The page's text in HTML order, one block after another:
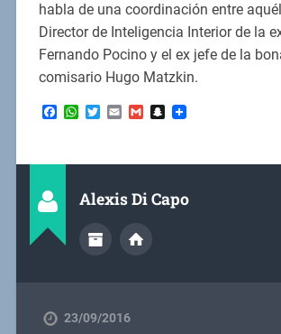
habla de una coordinación entre
Director de Inteligencia Interior de la
Fernando Pocino y el ex jefe de la
comisario Hugo Matzkin.
Facebook
WhatsApp
Twitter
EmailGmailSnapchat
Alexis Di Capo
23/09/2016